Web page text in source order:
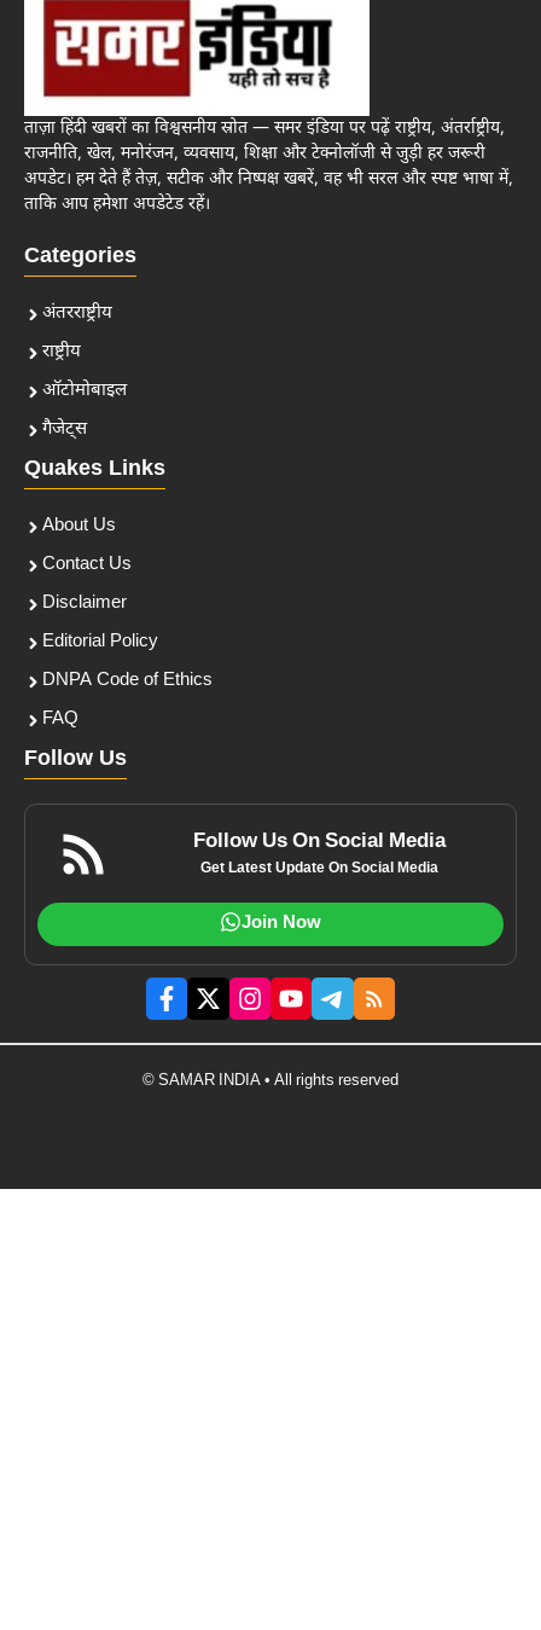
ताज़ा हिंदी खबरों का विश्वसनीय स्रोत — समर इंडिया पर पढ़ें राष्ट्रीय, अंतर्राष्ट्रीय,
राजनीति, खेल, मनोरंजन, व्यवसाय, शिक्षा और टेक्नोलॉजी से जुड़ी हर जरूरी
अपडेट। हम देते हैं तेज़, सटीक और निष्पक्ष खबरें, वह भी सरल और स्पष्ट भाषा में,
ताकि आप हमेशा अपडेटेड रहें।
Categories
अंतरराष्ट्रीय
राष्ट्रीय
ऑटोमोबाइल
गैजेट्स
Quakes Links
About Us
Contact Us
Disclaimer
Editorial Policy
DNPA Code of Ethics
FAQ
Follow Us
Follow Us On Social Media
Get Latest Update On Social Media
Join Now
© SAMAR INDIA • All rights reserved